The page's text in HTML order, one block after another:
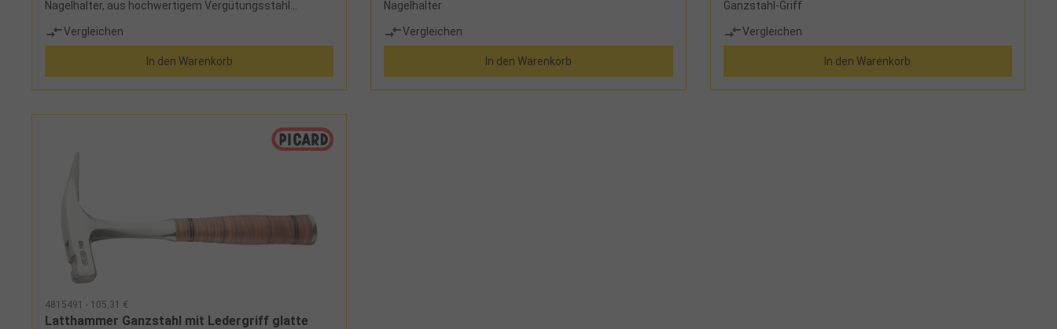
Nagelhalter, aus hochwertigem Vergütungsstahl
Vergleichen
In den Warenkorb
Nagelhalter
Vergleichen
In den Warenkorb
Ganzstahl-Griff
Vergleichen
In den Warenkorb
4815491 - 105,31 €
Latthammer Ganzstahl mit Ledergriff glatte